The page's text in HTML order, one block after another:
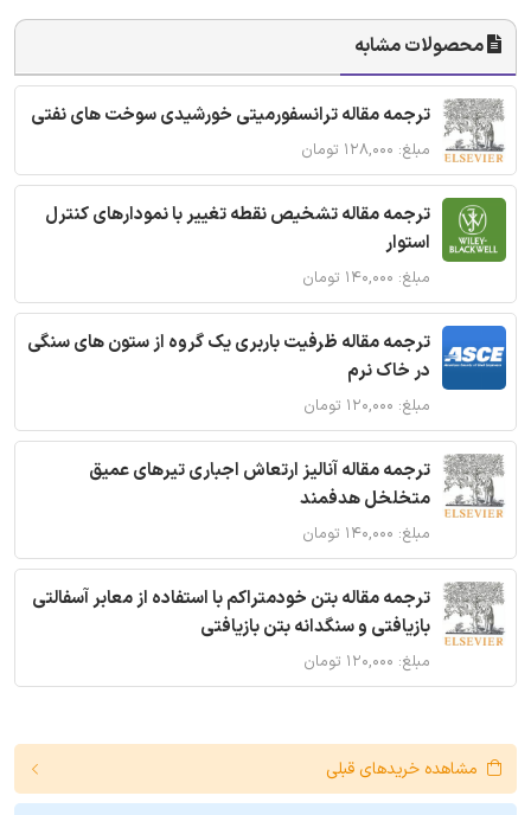
محصولات مشابه
ترجمه مقاله ترانسفورمیتی خورشیدی سوخت های نفتی
مبلغ: ۱۲۸,۰۰۰ تومان
ترجمه مقاله تشخیص نقطه تغییر با نمودارهای کنترل
استوار
مبلغ: ۱۴۰,۰۰۰ تومان
ترجمه مقاله ظرفیت باربری یک گروه از ستون های سنگی
در خاک نرم
مبلغ: ۱۲۰,۰۰۰ تومان
ترجمه مقاله آنالیز ارتعاش اجباری تیرهای عمیق
متخلخل هدفمند
مبلغ: ۱۴۰,۰۰۰ تومان
ترجمه مقاله بتن خودمتراکم با استفاده از معابر آسفالتی
بازیافتی و سنگدانه بتن بازیافتی
مبلغ: ۱۲۰,۰۰۰ تومان
مشاهده خریدهای قبلی